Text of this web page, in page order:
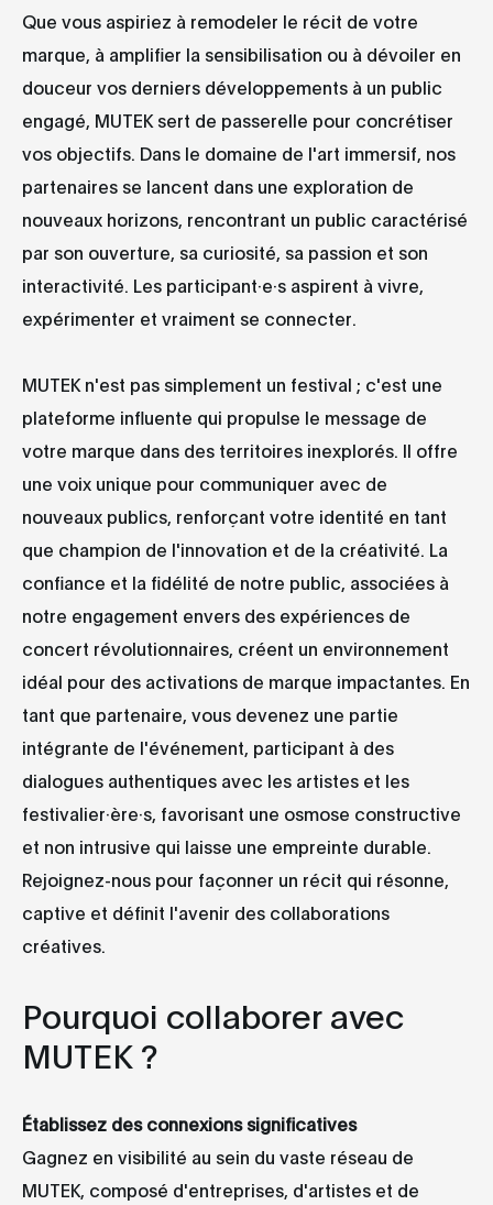
Que vous aspiriez à remodeler le récit de votre
marque, à amplifier la sensibilisation ou à dévoiler en
douceur vos derniers développements à un public
engagé, MUTEK sert de passerelle pour concrétiser
vos objectifs. Dans le domaine de l'art immersif, nos
partenaires se lancent dans une exploration de
nouveaux horizons, rencontrant un public caractérisé
par son ouverture, sa curiosité, sa passion et son
interactivité. Les participant·e·s aspirent à vivre,
expérimenter et vraiment se connecter.
MUTEK n'est pas simplement un festival ; c'est une
plateforme influente qui propulse le message de
votre marque dans des territoires inexplorés. Il offre
une voix unique pour communiquer avec de
nouveaux publics, renforçant votre identité en tant
que champion de l'innovation et de la créativité. La
confiance et la fidélité de notre public, associées à
notre engagement envers des expériences de
concert révolutionnaires, créent un environnement
idéal pour des activations de marque impactantes. En
tant que partenaire, vous devenez une partie
intégrante de l'événement, participant à des
dialogues authentiques avec les artistes et les
festivalier·ère·s, favorisant une osmose constructive
et non intrusive qui laisse une empreinte durable.
Rejoignez-nous pour façonner un récit qui résonne,
captive et définit l'avenir des collaborations
créatives.
Pourquoi collaborer avec
MUTEK ?
Établissez des connexions significatives
Gagnez en visibilité au sein du vaste réseau de
MUTEK, composé d'entreprises, d'artistes et de